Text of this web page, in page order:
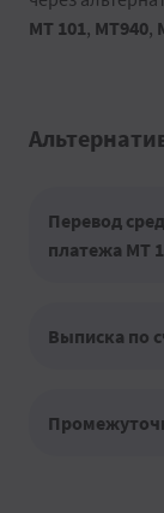
MT 101, MT940,
Перевод
платежа MT
Выписка по